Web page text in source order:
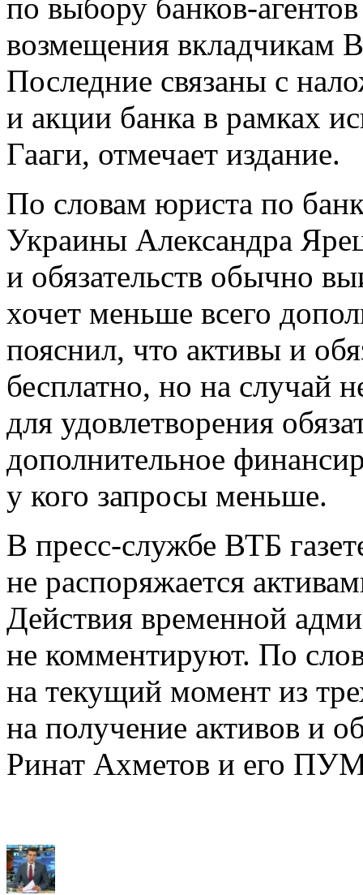
по выбору банков-
возмещения вкладчикам
Последние связаны с
и акции банка в рамках
Гааги, отмечает издание.
По словам юриста по
Украины Александра
и обязательств обычно
хочет меньше всего
пояснил, что активы и
бесплатно, но на случай
для удовлетворения
дополнительное
у кого запросы меньше.
В пресс-службе ВТБ
не распоряжается
Действия временной
не комментируют. По
на текущий момент из
на получение активов и
Ринат Ахметов и его